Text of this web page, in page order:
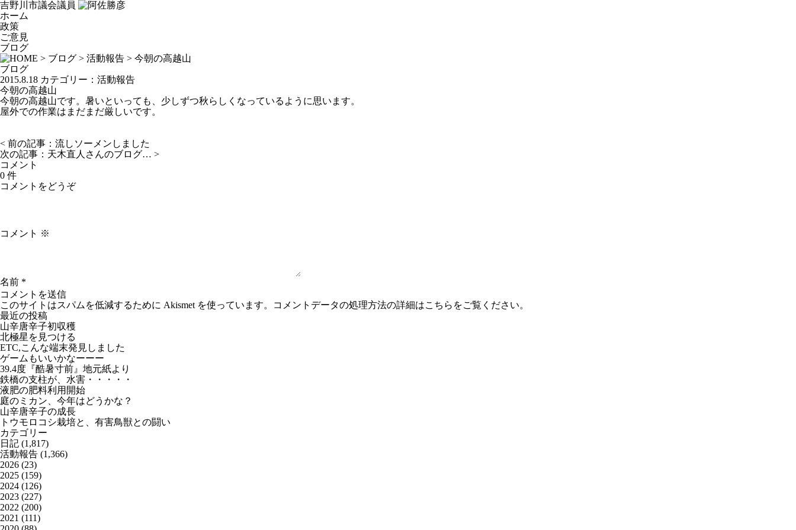
吉野川市議会議員
ホーム
政策
ご意見
ブログ
> ブログ > 活動報告 > 今朝の高越山
ブログ
2015.8.18 カテゴリー： 活動報告
今朝の高越山
今朝の高越山です。暑いといっても、少しずつ秋らしくなっているように思います。
屋外での作業はまだまだ厳しいです。
< 前の記事： 流しソーメンしました
次の記事： 天木直人さんのブログ… >
コメント
0 件
コメントをどうぞ
コメント ※
名前 *
このサイトはスパムを低減するために Akismet を使っています。 コメントデータの処理方法の詳細はこちらをご覧ください。
最近の投稿
山辛唐辛子初収穫
北極星を見つける
ETC,こんな端末発見しました
ゲームもいいかなーーー
39.4度『酷暑寸前』地元紙より
鉄橋の支柱が、水害・・・・・
液肥の肥料利用開始
庭のミカン、今年はどうかな？
山辛唐辛子の成長
トウモロコシ栽培と、有害鳥獣との闘い
カテゴリー
日記 (1,817)
活動報告 (1,366)
2026 (23)
2025 (159)
2024 (126)
2023 (227)
2022 (200)
2021 (111)